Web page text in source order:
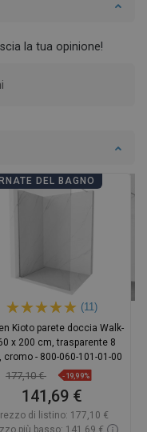
la tua opinione!
DEL BAGNO
(11)
Kioto parete doccia Walk-
x 200 cm, trasparente 8
cromo - 800-060-101-01-00
177,10 € -19,99%
141,69 €
di listino: 177,10 €
più basso: 141,69 €